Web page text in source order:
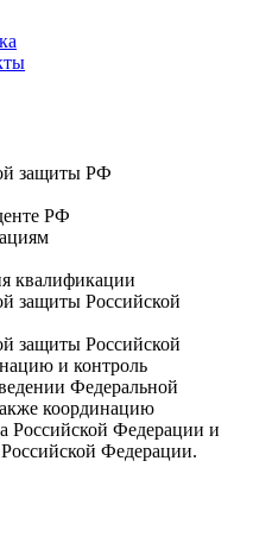
защиты РФ
РФ
квалификации
защиты Российской
защиты Российской
и контроль
Федеральной
координацию
Российской Федерации и
Федерации.